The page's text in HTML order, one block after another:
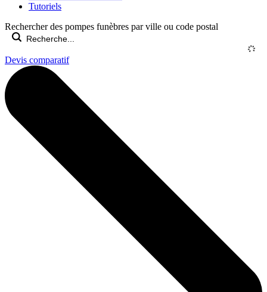
Tutoriels
Rechercher des pompes funèbres par ville ou code postal
Devis comparatif